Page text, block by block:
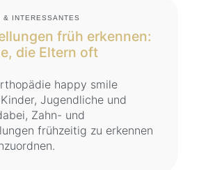
& INTERESSANTES
früh erkennen:
die Eltern oft
happy smile
Jugendliche und
Zahn- und
frühzeitig zu erkennen